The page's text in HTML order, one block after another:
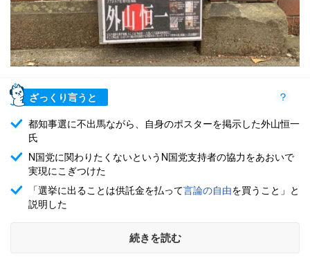
ざっくり言うと
都知事選に不出馬ながら、自身のポスターを掲示した外山恒一
氏
N国党に関わりたくないというN国党支持者の協力をあおいで
実現にこぎつけた
「選挙に出ることは供託金を払って言論の自由を買うこと」と
説明した
続きを読む